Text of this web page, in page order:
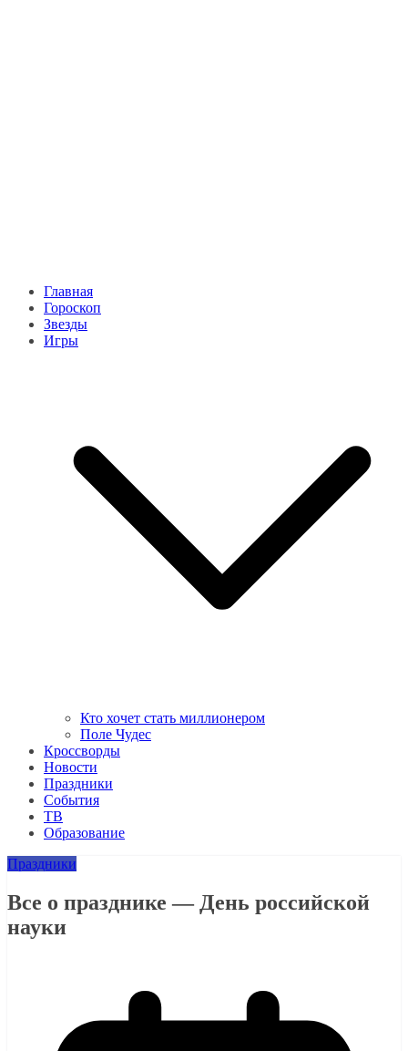
Главная
Гороскоп
Звезды
Игры
Кто хочет стать миллионером
Поле Чудес
Кроссворды
Новости
Праздники
События
ТВ
Образование
Праздники
Все о празднике — День российской
науки